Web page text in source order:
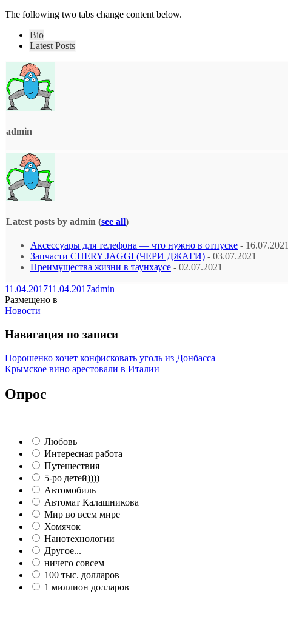
The following two tabs change content below.
Bio
Latest Posts
admin
Latest posts by admin (see all)
Аксессуары для телефона — что нужно в отпуске - 16.07.2021
Запчасти CHERY JAGGI (ЧЕРИ ДЖАГИ) - 03.07.2021
Преимущества жизни в таунхаусе - 02.07.2021
11.04.201711.04.2017admin
Размещено в
Новости
Навигация по записи
Порошенко хочет конфисковать уголь из Донбасса
Крымское вино арестовали в Италии
Опрос
Любовь
Интересная работа
Путешествия
5-ро детей))))
Автомобиль
Автомат Калашникова
Мир во всем мире
Хомячок
Нанотехнологии
Другое...
ничего совсем
100 тыс. долларов
1 миллион долларов